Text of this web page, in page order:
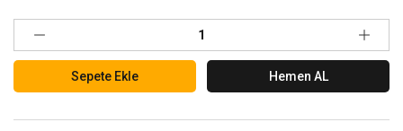
Sepete Ekle Hemen AL